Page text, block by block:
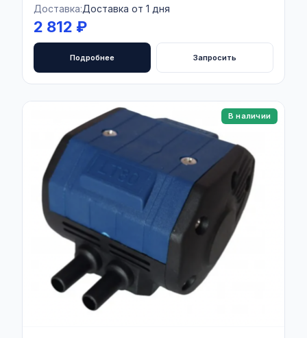
Доставка:Доставка от 1 дня
2 812 ₽
Подробнее Запросить
В наличии